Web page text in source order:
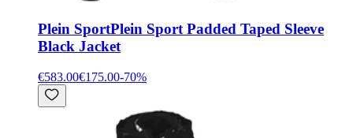
Plein SportPlein Sport Padded Taped Sleeve
Black Jacket
€583.00€175.00-70%